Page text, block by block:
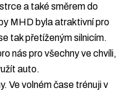
a také směrem do
MHD byla atraktivní pro
tak přetíženým silnicím.
nás pro všechny ve chvíli,
auto.
Ve volném čase trénuji v